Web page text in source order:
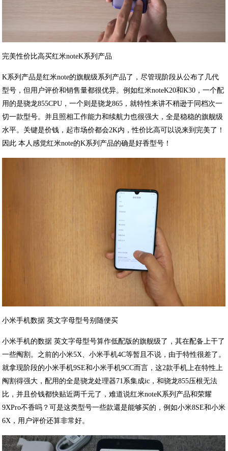
完美性价比高买红米noteK系列产品
K系列产品是红米note的旗舰级系列产品了，尽管现阶段从公布了几代
型号，但用户评价和销售量都很优异。例如红米noteK20和K30，一个配
用的是骁龙855CPU，一个则是骁龙865，就特性来讲不稍逊于同档次一
切一款型号。并且照相工作能力和续航力也很强大，全是稳稳的旗舰级
水平。关键是价钱，起市场价都会2K内，性价比高可以说来到完美了！
因此 本人感觉红米note的K系列产品的确是好香型号！
小米手机数据 英文字母型号别随便买
小米手机的数据 英文字母型号算作低配版的旗舰级了，其在配备上干了
一些阄割。之前的小米5X、小米手机4C等暂且不说，由于特性很差了。
就拿现阶段的小米手机9SE和小米手机9CC而言，这2款手机上在特性上
阄割得强大，配用的全是骁龙处理器71系集成ic，和骁龙855压根无法
比，并且价钱都快贴近两千元了，难道说红米noteK系列产品和荣耀
9XPro不香吗？可是这类型号一些款還是能够买的，例如小米8SE和小米
6X，用户评价还算非常好。